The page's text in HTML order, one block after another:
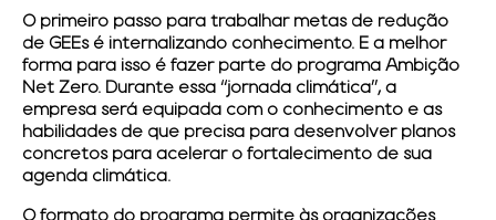
O primeiro passo para trabalhar metas de redução
de GEEs é internalizando conhecimento. E a melhor
forma para isso é fazer parte do programa Ambição
Net Zero. Durante essa “jornada climática”, a
empresa será equipada com o conhecimento e as
habilidades de que precisa para desenvolver planos
concretos para acelerar o fortalecimento de sua
agenda climática.
O formato do programa permite às organizações